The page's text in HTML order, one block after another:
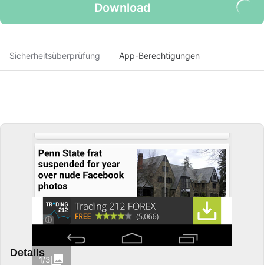
Download
Sicherheitsüberprüfung App-Berechtigungen
1/3
Details